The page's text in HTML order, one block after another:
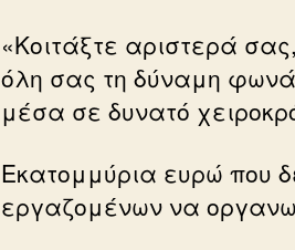
«Κοιτάξτε αριστερά
όλη σας τη δύναμη
μέσα σε δυνατό
Εκατομμύρια ευρώ που
εργαζομένων να